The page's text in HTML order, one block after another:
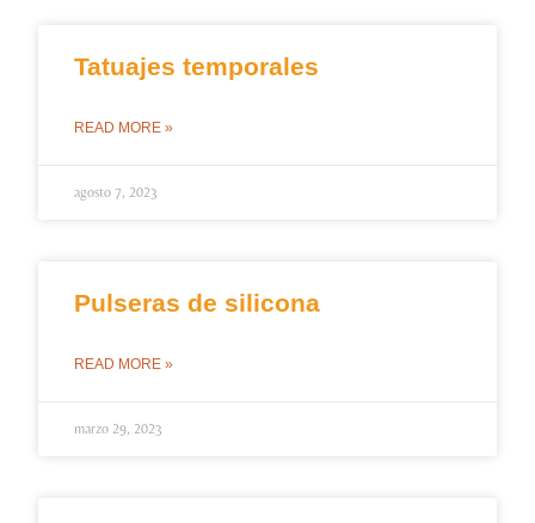
Tatuajes temporales
READ MORE »
agosto 7, 2023
Pulseras de silicona
READ MORE »
marzo 29, 2023